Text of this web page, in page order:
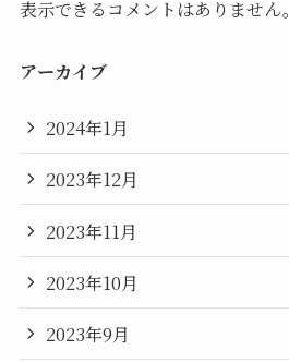
表示できるコメントはありません。
アーカイブ
2024年1月
2023年12月
2023年11月
2023年10月
2023年9月